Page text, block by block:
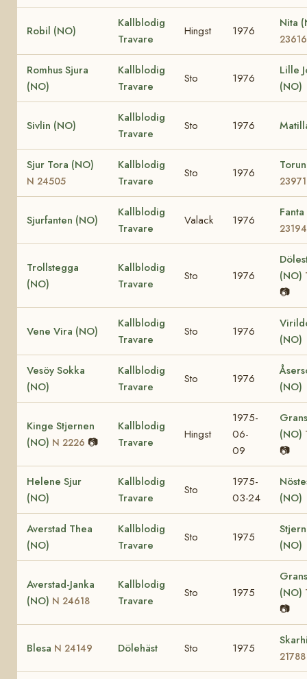
Robil (NO)
Kallblodig
Travare
Hingst 1976
Nita
23616
Romhus Sjura
(NO)
Kallblodig
Travare
Sto 1976
Lille
(NO)
Sivlin (NO)
Kallblodig
Travare
Sto 1976
Sjur Tora (NO)
N 24505
Kallblodig
Travare
Sto 1976
23971
Sjurfanten (NO)
Kallblodig
Travare
Valack 1976
23194
Trollstegga
(NO)
Kallblodig
Travare
Sto 1976
(NO)
📷
Vene Vira (NO)
Kallblodig
Travare
Sto 1976
(NO)
Vesöy Sokka
(NO)
Kallblodig
Travare
Sto 1976
(NO)
Kinge Stjernen
(NO) N 2226 📷
Kallblodig
Travare
Hingst
1975-
06-
09
(NO)
📷
Helene Sjur
(NO)
Kallblodig
Travare
Sto
1975-
03-24
(NO)
Averstad Thea
(NO)
Kallblodig
Travare
Sto 1975
(NO)
Averstad-Janka
(NO) N 24618
Kallblodig
Travare
Sto 1975
(NO)
📷
Blesa N 24149 Dölehäst Sto 1975
21788